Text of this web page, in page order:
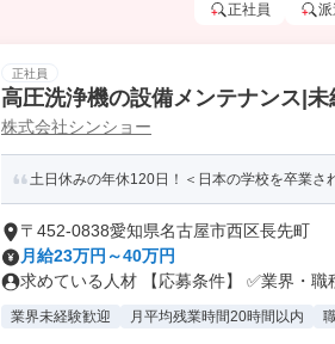
正社員 派
正社員
高圧洗浄機の設備メンテナンス|未
株式会社シンショー
土日休みの年休120日！＜日本の学校を卒業さ
〒452-0838愛知県名古屋市西区長先町
月給23万円～40万円
求めている人材 【応募条件】 ✅業界・職
業界未経験歓迎 月平均残業時間20時間以内